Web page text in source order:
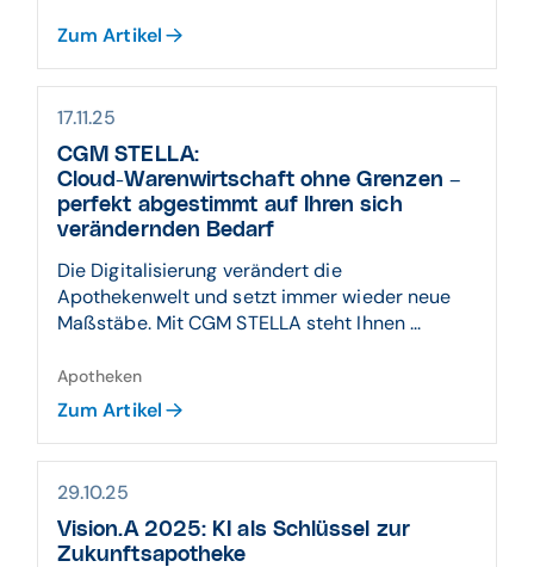
Zum Artikel
17.11.25
CGM STELLA:
Cloud-Warenwirtschaft ohne Grenzen –
perfekt abgestimmt auf Ihren sich
verändernden Bedarf
Die Digitalisierung verändert die
Apothekenwelt und setzt immer wieder neue
Maßstäbe. Mit CGM STELLA steht Ihnen ...
Apotheken
Zum Artikel
29.10.25
Vision.A 2025: KI als Schlüssel zur
Zukunftsapotheke